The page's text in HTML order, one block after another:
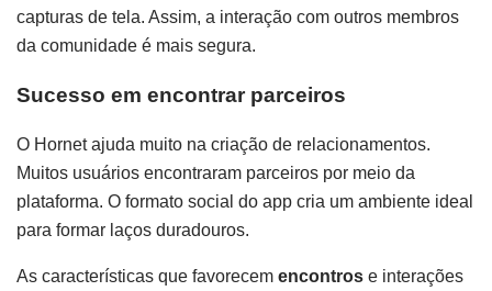
capturas de tela. Assim, a interação com outros membros
da comunidade é mais segura.
Sucesso em encontrar parceiros
O Hornet ajuda muito na criação de relacionamentos.
Muitos usuários encontraram parceiros por meio da
plataforma. O formato social do app cria um ambiente ideal
para formar laços duradouros.
As características que favorecem encontros e interações